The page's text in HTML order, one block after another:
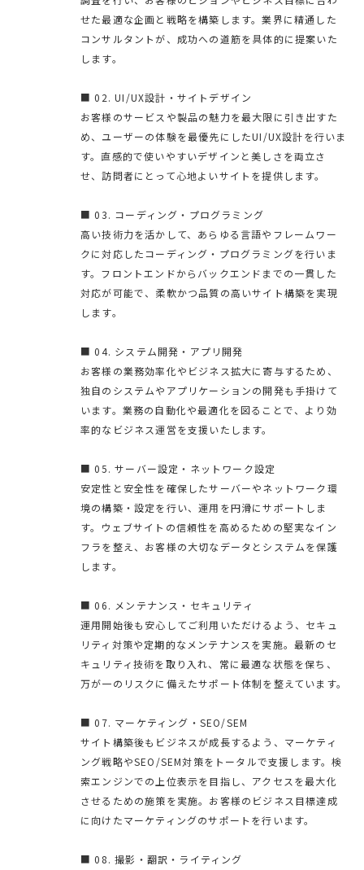
せた最適な企画と戦略を構築します。業界に精通した
コンサルタントが、成功への道筋を具体的に提案いた
します。
■ 02. UI/UX設計・サイトデザイン
お客様のサービスや製品の魅力を最大限に引き出すた
め、ユーザーの体験を最優先にしたUI/UX設計を行いま
す。直感的で使いやすいデザインと美しさを両立さ
せ、訪問者にとって心地よいサイトを提供します。
■ 03. コーディング・プログラミング
高い技術力を活かして、あらゆる言語やフレームワー
クに対応したコーディング・プログラミングを行いま
す。フロントエンドからバックエンドまでの一貫した
対応が可能で、柔軟かつ品質の高いサイト構築を実現
します。
■ 04. システム開発・アプリ開発
お客様の業務効率化やビジネス拡大に寄与するため、
独自のシステムやアプリケーションの開発も手掛けて
います。業務の自動化や最適化を図ることで、より効
率的なビジネス運営を支援いたします。
■ 05. サーバー設定・ネットワーク設定
安定性と安全性を確保したサーバーやネットワーク環
境の構築・設定を行い、運用を円滑にサポートしま
す。ウェブサイトの信頼性を高めるための堅実なイン
フラを整え、お客様の大切なデータとシステムを保護
します。
■ 06. メンテナンス・セキュリティ
運用開始後も安心してご利用いただけるよう、セキュ
リティ対策や定期的なメンテナンスを実施。最新のセ
キュリティ技術を取り入れ、常に最適な状態を保ち、
万が一のリスクに備えたサポート体制を整えています。
■ 07. マーケティング・SEO/SEM
サイト構築後もビジネスが成長するよう、マーケティ
ング戦略やSEO/SEM対策をトータルで支援します。検
索エンジンでの上位表示を目指し、アクセスを最大化
させるための施策を実施。お客様のビジネス目標達成
に向けたマーケティングのサポートを行います。
■ 08. 撮影・翻訳・ライティング